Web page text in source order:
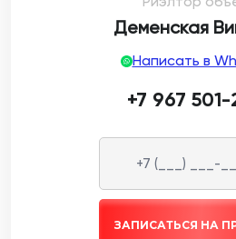
Деменская
Написать в
+7 967 501-
ЗАПИСАТЬСЯ НА